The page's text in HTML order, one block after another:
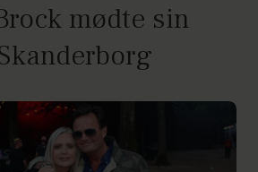
mødte sin